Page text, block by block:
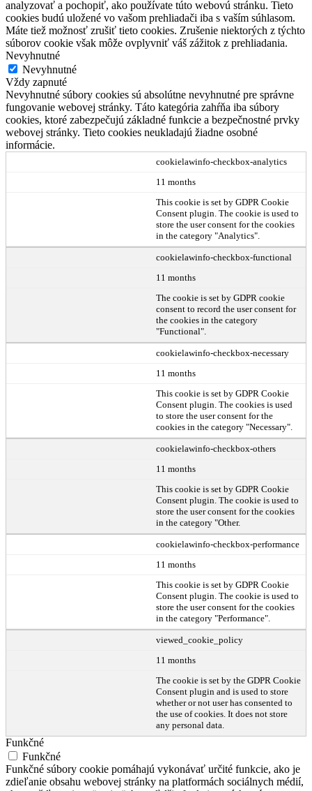
analyzovať a pochopiť, ako používate túto webovú stránku. Tieto
cookies budú uložené vo vašom prehliadači iba s vaším súhlasom.
Máte tiež možnosť zrušiť tieto cookies. Zrušenie niektorých z týchto
súborov cookie však môže ovplyvniť váš zážitok z prehliadania.
Nevyhnutné
Nevyhnutné
Vždy zapnuté
Nevyhnutné súbory cookies sú absolútne nevyhnutné pre správne
fungovanie webovej stránky. Táto kategória zahŕňa iba súbory
cookies, ktoré zabezpečujú základné funkcie a bezpečnostné prvky
webovej stránky. Tieto cookies neukladajú žiadne osobné
informácie.
cookielawinfo-checkbox-analytics
11 months
This cookie is set by GDPR Cookie
Consent plugin. The cookie is used to
store the user consent for the cookies
in the category "Analytics".
cookielawinfo-checkbox-functional
11 months
The cookie is set by GDPR cookie
consent to record the user consent for
the cookies in the category
"Functional".
cookielawinfo-checkbox-necessary
11 months
This cookie is set by GDPR Cookie
Consent plugin. The cookies is used
to store the user consent for the
cookies in the category "Necessary".
cookielawinfo-checkbox-others
11 months
This cookie is set by GDPR Cookie
Consent plugin. The cookie is used to
store the user consent for the cookies
in the category "Other.
cookielawinfo-checkbox-performance
11 months
This cookie is set by GDPR Cookie
Consent plugin. The cookie is used to
store the user consent for the cookies
in the category "Performance".
viewed_cookie_policy
11 months
The cookie is set by the GDPR Cookie
Consent plugin and is used to store
whether or not user has consented to
the use of cookies. It does not store
any personal data.
Funkčné
Funkčné
Funkčné súbory cookie pomáhajú vykonávať určité funkcie, ako je
zdieľanie obsahu webovej stránky na platformách sociálnych médií,